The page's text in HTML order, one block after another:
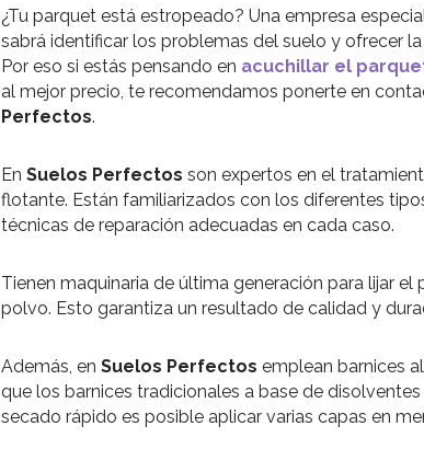
¿Tu parquet está estropeado? Una empresa
sabrá identificar los problemas del suelo y ofrecer
Por eso si estás pensando en acuchillar el
al mejor precio, te recomendamos ponerte en
Perfectos.
En Suelos Perfectos son expertos en el
flotante. Están familiarizados con los diferentes
técnicas de reparación adecuadas en cada caso.
Tienen maquinaria de última generación para lijar
polvo. Esto garantiza un resultado de calidad y
Además, en Suelos Perfectos emplean barnices
que los barnices tradicionales a base de
secado rápido es posible aplicar varias capas en